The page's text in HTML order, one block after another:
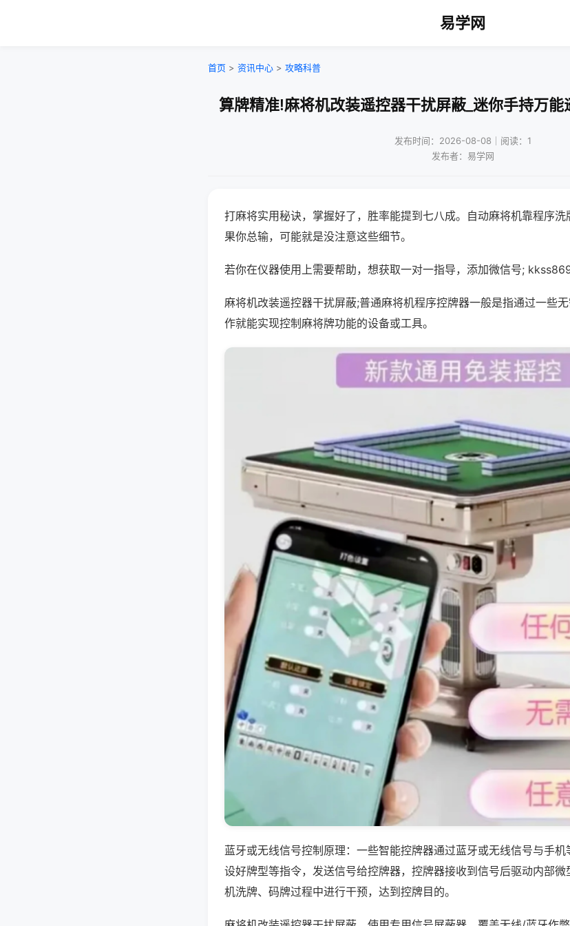
易学网
首页 > 资讯中心 > 攻略科普
算牌精准!麻将机改装遥控器干扰屏蔽_迷你手持万
发布时间：2026-08-08｜阅读：1
发布者：易学网
打麻将实用秘诀，掌握好了，胜率能提到七八成。自动麻将机靠程序
果你总输，可能就是没注意这些细节。
若你在仪器使用上需要帮助，想获取一对一指导，添加微信号;
麻将机改装遥控器干扰屏蔽;普通麻将机程序控牌器一般是指通过一些
作就能实现控制麻将牌功能的设备或工具。
蓝牙或无线信号控制原理：一些智能控牌器通过蓝牙或无线信号与手
设好牌型等指令，发送信号给控牌器，控牌器接收到信号后驱动内部
机洗牌、码牌过程中进行干预，达到控牌目的。